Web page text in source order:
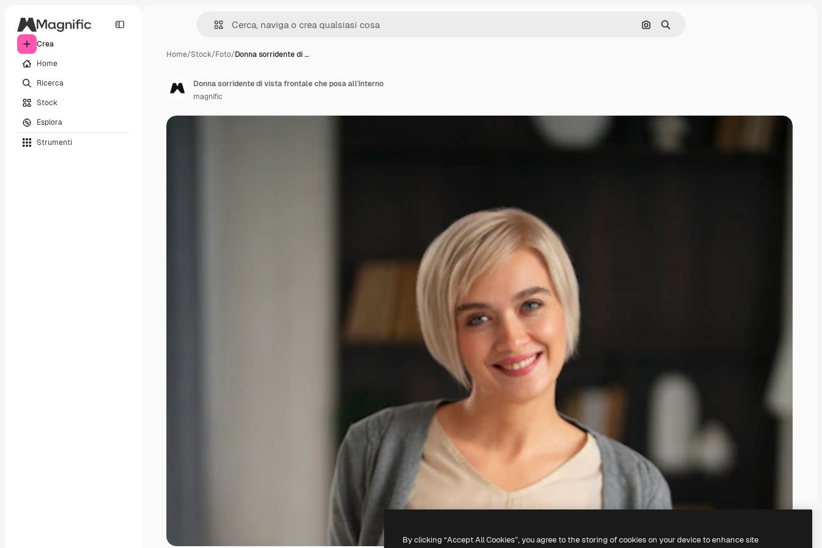
Crea
Home
Ricerca
Stock
Esplora
Strumenti
Cerca per immagine
Ricerca
Home/Stock/Foto/Donna sorridente di …
Donna sorridente di vista frontale che posa all'interno
magnific
By clicking “Accept All Cookies”, you agree to the storing of cookies on your device to enhance site